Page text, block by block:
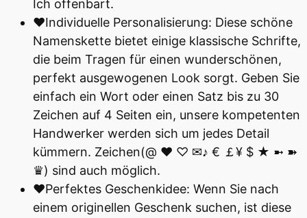
Ich offenbart.
♥Individuelle Personalisierung: Diese schöne
Namenskette bietet einige klassische Schrifte,
die beim Tragen für einen wunderschönen,
perfekt ausgewogenen Look sorgt. Geben Sie
einfach ein Wort oder einen Satz bis zu 30
Zeichen auf 4 Seiten ein, unsere kompetenten
Handwerker werden sich um jedes Detail
kümmern. Zeichen(@ ❤ ♡ ✉♪ € ￡¥ $ ★ ➼ ➽
♛) sind auch möglich.
♥Perfektes Geschenkidee: Wenn Sie nach
einem originellen Geschenk suchen, ist diese